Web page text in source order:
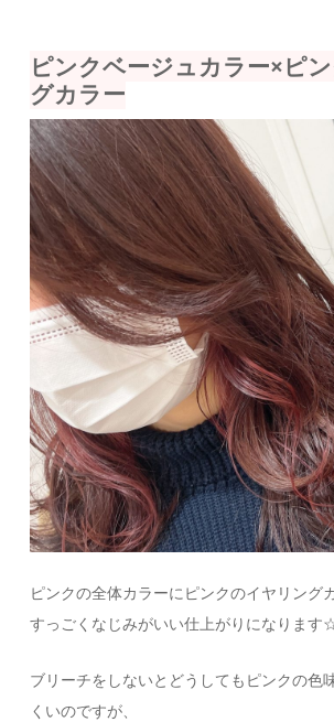
ピンクベージュカラー×ピ
グカラー
ピンクの全体カラーにピンクのイヤリング
すっごくなじみがいい仕上がりになります
ブリーチをしないとどうしてもピンクの色
くいのですが、